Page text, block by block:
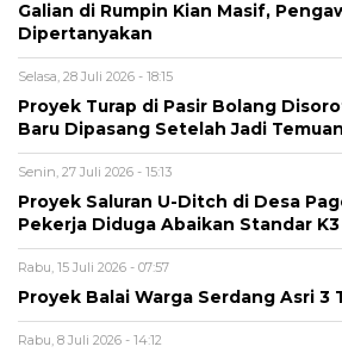
Galian di Rumpin Kian Masif,
Dipertanyakan
Selasa, 28 Juli 2026 - 18:15
Proyek Turap di Pasir Bolang
Baru Dipasang Setelah Jadi
Senin, 27 Juli 2026 - 15:13
Proyek Saluran U-Ditch di Desa
Pekerja Diduga Abaikan Standar K3
Rabu, 15 Juli 2026 - 07:57
Proyek Balai Warga Serdang Asri 3
Rabu, 8 Juli 2026 - 14:12